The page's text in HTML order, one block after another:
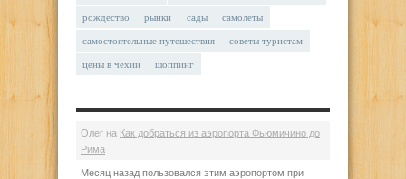
рождество рынки сады самолеты
самостоятельные путешествия советы туристам
цены в чехии шоппинг
Олег на Как добраться из аэропорта Фьюмичино до
Рима
Месяц назад пользовался этим аэропортом при